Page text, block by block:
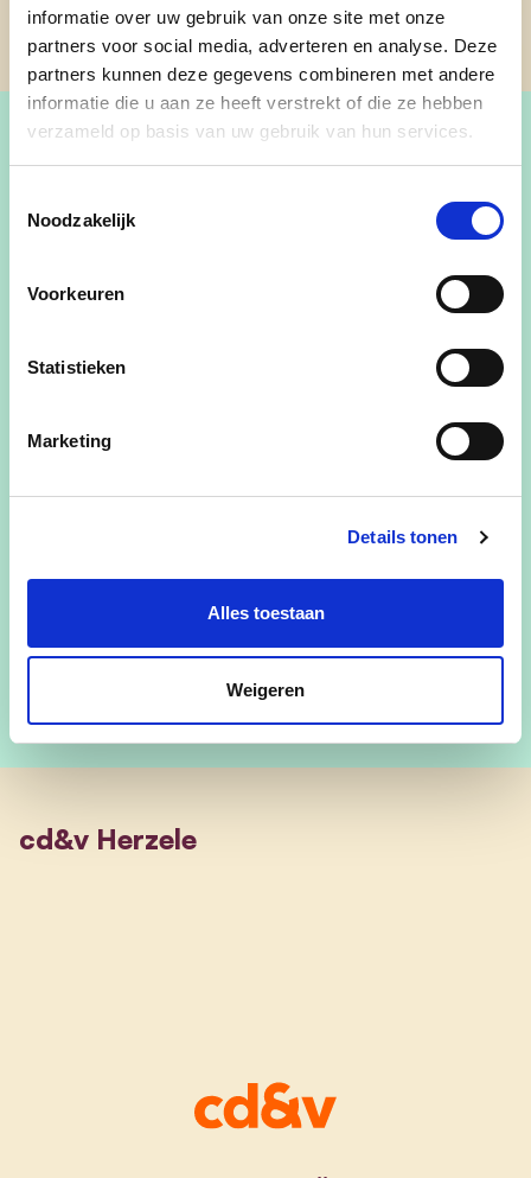
informatie over uw gebruik van onze site met onze
partners voor social media, adverteren en analyse. Deze
partners kunnen deze gegevens combineren met andere
informatie die u aan ze heeft verstrekt of die ze hebben
verzameld op basis van uw gebruik van hun services.
Noodzakelijk
Voorkeuren
Statistieken
Marketing
Details tonen
Alles toestaan
Weigeren
Woonachtig te Borsbeke.
Gehuwd met Ramsdam Rositta.
Opa van Thibe, Ophélie en Phéline.
Vrijwilliger bij Samana-vakanties en bestuurslid bij
aandachtspunten voor een warme samenleving in
cd&v Herzele